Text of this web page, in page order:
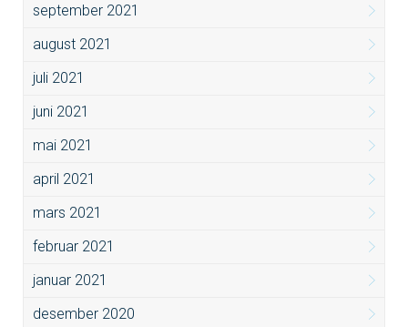
september 2021
august 2021
juli 2021
juni 2021
mai 2021
april 2021
mars 2021
februar 2021
januar 2021
desember 2020